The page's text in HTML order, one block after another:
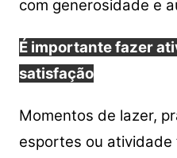
com generosidade e
É importante fazer
satisfação
Momentos de lazer,
esportes ou